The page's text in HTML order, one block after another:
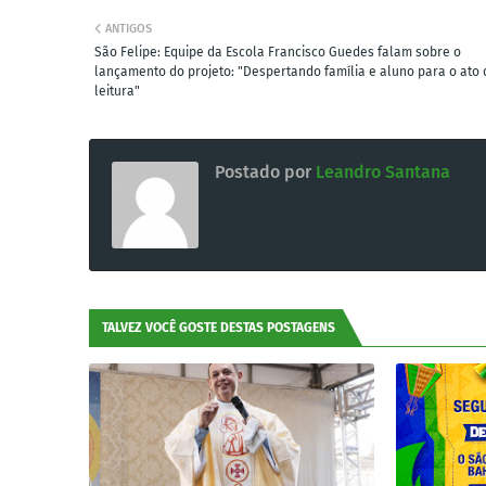
ANTIGOS
São Felipe: Equipe da Escola Francisco Guedes falam sobre o
lançamento do projeto: "Despertando família e aluno para o ato
leitura"
Postado por Leandro Santana
TALVEZ VOCÊ GOSTE DESTAS POSTAGENS